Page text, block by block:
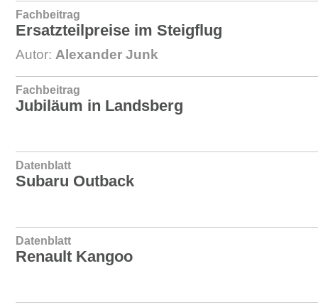
Fachbeitrag
Ersatzteilpreise im Steigflug
Autor: Alexander Junk
Fachbeitrag
Jubiläum in Landsberg
Datenblatt
Subaru Outback
Datenblatt
Renault Kangoo